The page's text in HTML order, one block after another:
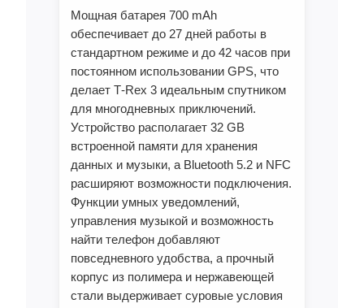
Мощная батарея 700 mAh
обеспечивает до 27 дней работы в
стандартном режиме и до 42 часов при
постоянном использовании GPS, что
делает T‑Rex 3 идеальным спутником
для многодневных приключений.
Устройство располагает 32 GB
встроенной памяти для хранения
данных и музыки, а Bluetooth 5.2 и NFC
расширяют возможности подключения.
Функции умных уведомлений,
управления музыкой и возможность
найти телефон добавляют
повседневного удобства, а прочный
корпус из полимера и нержавеющей
стали выдерживает суровые условия